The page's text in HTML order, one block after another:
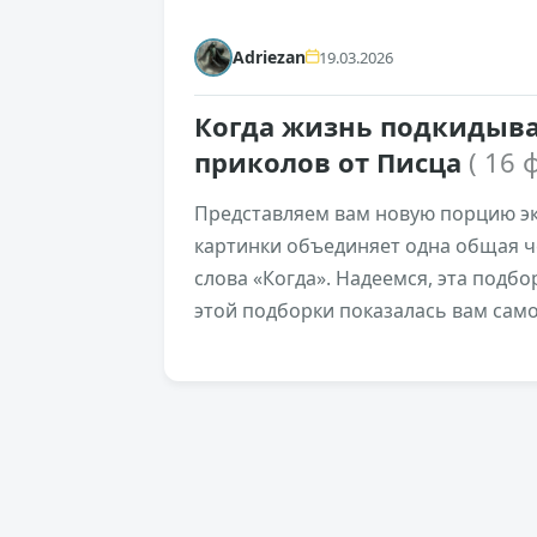
Adriezan 19.03.2026
Когда жизнь
приколов от Писца ( 16
Представляем вам новую порцию
картинки объединяет одна общая
слова «Когда». Надеемся, эта
этой подборки показалась вам